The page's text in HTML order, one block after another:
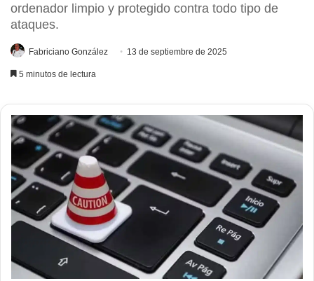
ordenador limpio y protegido contra todo tipo de
ataques.
Fabriciano González 13 de septiembre de 2025
5 minutos de lectura